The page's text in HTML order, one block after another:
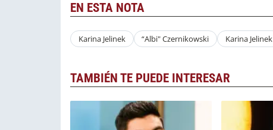
EN ESTA NOTA
Karina Jelinek “Albi" Czernikowski Karina Jelinek
TAMBIÉN TE PUEDE INTERESAR